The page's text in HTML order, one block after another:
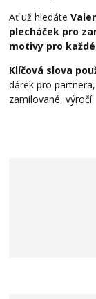
Ať už hledáte
plecháček pro
motivy pro
Klíčová slova
dárek pro
zamilované, výročí.